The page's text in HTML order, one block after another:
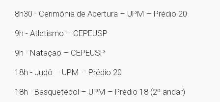
8h30 - Cerimônia de Abertura – UPM – Prédio 20
9h - Atletismo – CEPEUSP
9h - Natação – CEPEUSP
18h - Judô – UPM – Prédio 20
18h - Basquetebol – UPM – Prédio 18 (2º andar)